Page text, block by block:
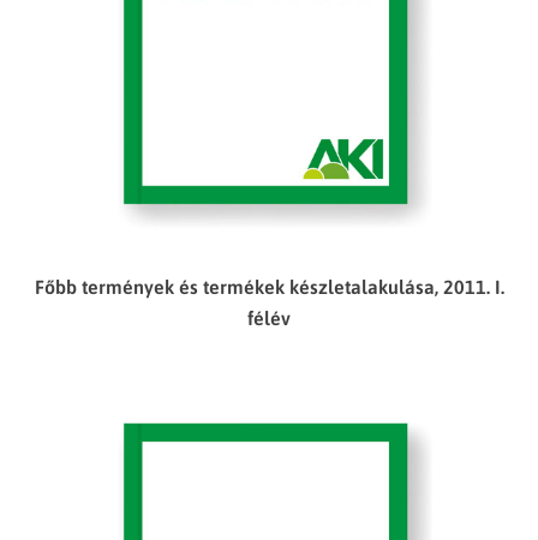
Főbb termények és termékek készletalakulása, 2011. I.
félév